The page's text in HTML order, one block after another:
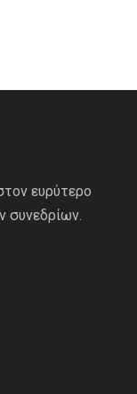
ευρύτερο
συνεδρίων.